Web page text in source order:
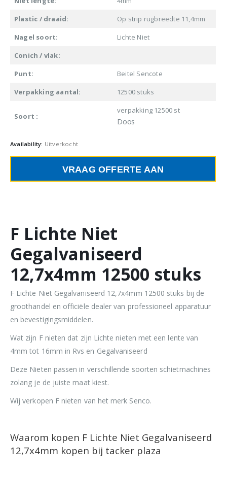
Plastic / draaid:
Op strip rugbreedte 11,4mm
Nagel soort:
Lichte Niet
Conich / vlak:
Punt:
Beitel Sencote
Verpakking aantal:
12500 stuks
Soort :
verpakking 12500 st
Doos
Availability: Uitverkocht
VRAAG OFFERTE AAN
F Lichte Niet
Gegalvaniseerd
12,7x4mm 12500 stuks
F Lichte Niet Gegalvaniseerd 12,7x4mm 12500 stuks bij de
groothandel en officiële dealer van professioneel apparatuur
en bevestigingsmiddelen.
Wat zijn F nieten dat zijn Lichte nieten met een lente van
4mm tot 16mm in Rvs en Gegalvaniseerd
Deze Nieten passen in verschillende soorten schietmachines
zolang je de juiste maat kiest.
Wij verkopen F nieten van het merk Senco.
Waarom kopen F Lichte Niet Gegalvaniseerd
12,7x4mm kopen bij tacker plaza